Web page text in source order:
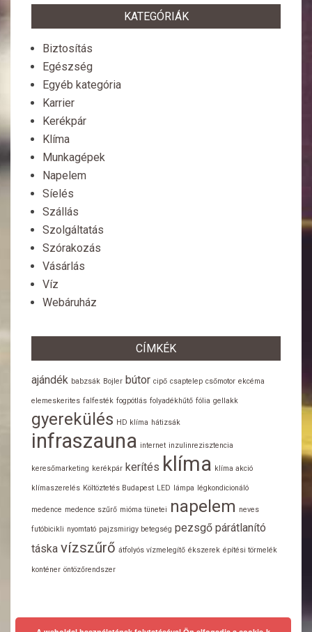
KATEGÓRIÁK
Biztosítás
Egészség
Egyéb kategória
Karrier
Kerékpár
Klíma
Munkagépek
Napelem
Síelés
Szállás
Szolgáltatás
Szórakozás
Vásárlás
Víz
Webáruház
CÍMKÉK
ajándék babzsák Bojler bútor cipő csaptelep csőmotor ekcéma
elemeskerites falfesték fogpótlás folyadékhűtő fólia gellakk
gyerekülés HD klíma hátizsák
infraszauna internet inzulinrezisztencia
keresőmarketing kerékpár kerítés klíma klíma akció
klímaszerelés Költöztetés Budapest LED lámpa légkondicionáló
medence medence szűrő mióma tünetei napelem neves
futóbicikli nyomtató pajzsmirigy betegség pezsgő párátlanító
táska vízszűrő átfolyós vízmelegítő ékszerek építési törmelék
konténer öntözőrendszer